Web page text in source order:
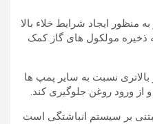
ایجاد شرایط خلاء بالا
ذخیره مولکول های گاز کمک
نسبت به سایر پمپ ها
از ورود روغن جلوگیری کند.
بر سیستم انباشتگی است